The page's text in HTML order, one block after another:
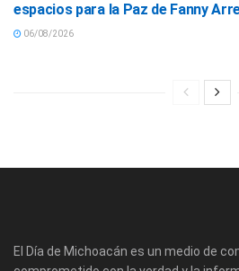
espacios para la Paz de Fanny
06/08/2026
El Día de Michoacán es un medio de